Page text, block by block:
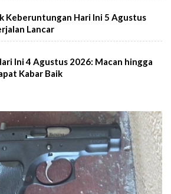
Keberuntungan Hari Ini 5 Agustus
Lancar
Ini 4 Agustus 2026: Macan hingga
Kabar Baik